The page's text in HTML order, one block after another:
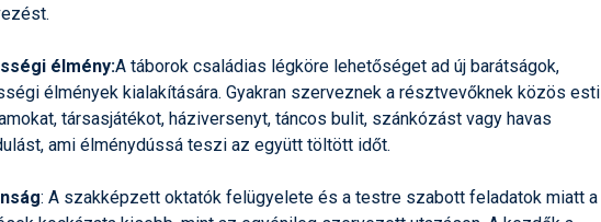
élmény:A táborok családias légköre lehetőséget ad új barátságok,
élmények kialakítására. Gyakran szerveznek a résztvevőknek közös esti
társasjátékot, háziversenyt, táncos bulit, szánkózást vagy havas
ami élménydússá teszi az együtt töltött időt.
: A szakképzett oktatók felügyelete és a testre szabott feladatok miatt a